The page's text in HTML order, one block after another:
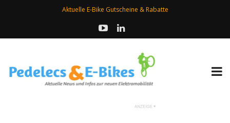
Aktuelle E-Bike Gutscheine & Rabatte